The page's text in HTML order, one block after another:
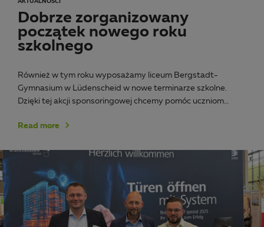
Dobrze zorganizowany
początek nowego roku
szkolnego
Również w tym roku wyposażamy liceum Bergstadt-
Gymnasium w Lüdenscheid w nowe terminarze szkolne.
Dzięki tej akcji sponsoringowej chcemy pomóc uczniom…
Read more